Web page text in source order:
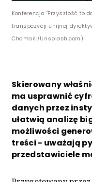
Konferencja "Przyszłość to
transpozycji unijnej
Chamaki/Unsplash.com)
Skierowany
ma usprawnić
danych przez
ułatwią analizę
możliwości
treści - uważają
przedstawiciele